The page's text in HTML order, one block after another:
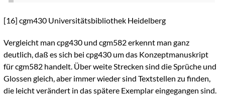
[16] cgm430 Universitätsbibliothek Heidelberg
Vergleicht man cpg430 und cgm582 erkennt man ganz
deutlich, daß es sich bei cpg430 um das Konzeptmanuskript
für cgm582 handelt. Über weite Strecken sind die Sprüche und
Glossen gleich, aber immer wieder sind Textstellen zu finden,
die leicht verändert in das spätere Exemplar eingegangen sind.